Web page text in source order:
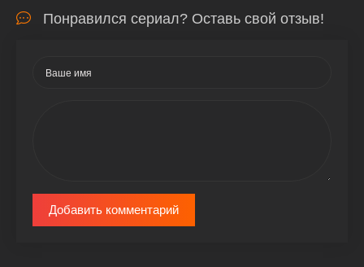
Понравился сериал? Оставь свой отзыв!
Добавить комментарий